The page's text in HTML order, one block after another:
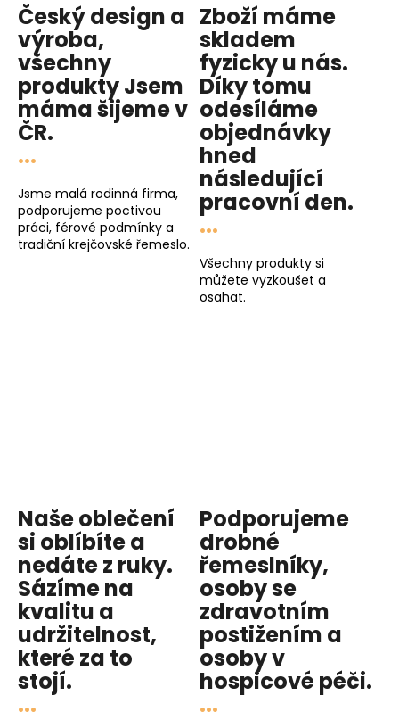
k
y
v
ý
p
i
s
u
Český design a
výroba,
všechny
produktyJsem
mámašijeme v
ČR.
...
Jsme malá rodinná firma,
podporujeme poctivou
práci, férové podmínky a
tradiční krejčovské řemeslo.
Zboží máme
skladem
fyzicky u nás.
Díky tomu
odesíláme
objednávky
hned
následující
pracovní den.
...
Všechny produkty si
můžete vyzkoušet a
osahat.
Naše oblečení
si oblíbíte a
nedáte z ruky.
Sázíme na
kvalitu a
udržitelnost,
které za to
stojí.
...
Podporujeme
drobné
řemeslníky,
osoby se
zdravotním
postižením a
osoby v
hospicové péči.
...